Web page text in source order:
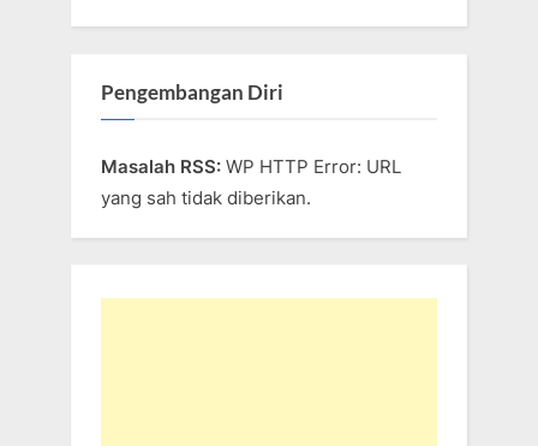
Pengembangan Diri
Masalah RSS: WP HTTP Error: URL
yang sah tidak diberikan.